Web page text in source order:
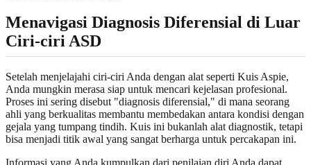
Menavigasi Diagnosis Diferensial di Luar
Ciri-ciri ASD
Setelah menjelajahi ciri-ciri Anda dengan alat seperti Kuis Aspie,
Anda mungkin merasa siap untuk mencari kejelasan profesional.
Proses ini sering disebut "diagnosis diferensial," di mana seorang
ahli yang berkualitas membantu membedakan antara kondisi dengan
gejala yang tumpang tindih. Kuis ini bukanlah alat diagnostik, tetapi
bisa menjadi titik awal yang sangat berharga untuk percakapan ini.
Informasi yang Anda kumpulkan dari penilaian diri Anda dapat